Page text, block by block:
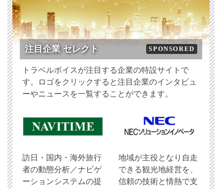
注目企業 セレクト SPONSORED
トラベルボイスが注目する企業の特設サイトで
す。ロゴをクリックすると注目企業のインタビュ
ーやニュースを一覧することができます。
訪日・国内・海外旅行
者の動態分析／ナビゲ
ーションシステムの提
地域が主役となり自走
できる観光地経営を、
信頼の技術と情熱で支